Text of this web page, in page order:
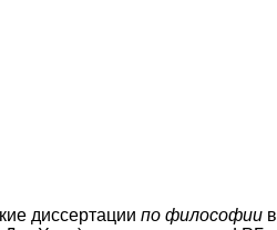
диссертации по философиив